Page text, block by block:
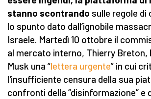
stanno scontrando sulle regole di
lo spunto dato dall’ignobile
Israele. Martedì 10 ottobre il
al mercato interno, Thierry Breton,
Musk una “lettera urgente” in cui
l'insufficiente censura della sua
confronti della “disinformazione” e